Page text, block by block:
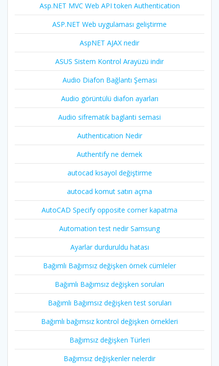
Asp.NET MVC Web API token Authentication
ASP.NET Web uygulaması geliştirme
AspNET AJAX nedir
ASUS Sistem Kontrol Arayüzü indir
Audio Diafon Bağlantı Şeması
Audio görüntülü diafon ayarları
Audio sifrematik baglanti semasi
Authentication Nedir
Authentify ne demek
autocad kısayol değiştirme
autocad komut satırı açma
AutoCAD Specify opposite corner kapatma
Automation test nedir Samsung
Ayarlar durduruldu hatası
Bağımlı Bağımsız değişken örnek cümleler
Bağımlı Bağımsız değişken soruları
Bağımlı Bağımsız değişken test soruları
Bağımlı bağımsız kontrol değişken örnekleri
Bağımsız değişken Türleri
Bağımsız değişkenler nelerdir